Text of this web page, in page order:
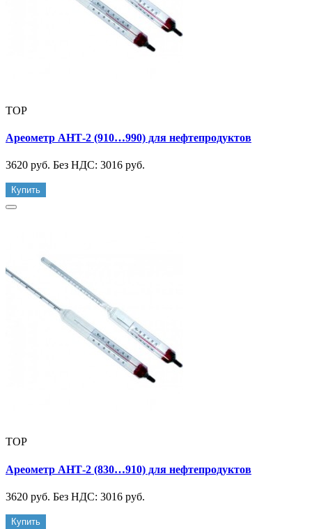
TOP
Ареометр АНТ-2 (910…990) для нефтепродуктов
3620 руб. Без НДС: 3016 руб.
Купить
TOP
Ареометр АНТ-2 (830…910) для нефтепродуктов
3620 руб. Без НДС: 3016 руб.
Купить